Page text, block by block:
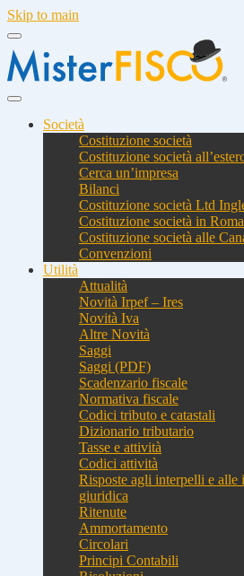
Skip to main
Società
Costituzione società
Costituzione società
Cerca un’impresa
Bilanci
Costituzione società Ltd
Costituzione società in
Costituzione società alle
Convenzioni
Utilità
Attualità
Novità Irpef – Ires
Novità Iva
Altre Novità
Saggi
Saggi (PDF)
Scadenzario fiscale
Normativa fiscale
Codici tributo e catastali
Dizionario tributario
Tasse e attività
Codici attività
Risposte agli interpelli e alle
giuridica
Ritenute
Ammortamento
Circolari
Principi Contabili